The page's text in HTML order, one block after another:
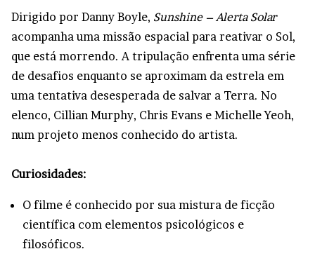
Dirigido por Danny Boyle, Sunshine – Alerta Solar
acompanha uma missão espacial para reativar o Sol,
que está morrendo. A tripulação enfrenta uma série
de desafios enquanto se aproximam da estrela em
uma tentativa desesperada de salvar a Terra. No
elenco, Cillian Murphy, Chris Evans e Michelle Yeoh,
num projeto menos conhecido do artista.
Curiosidades:
O filme é conhecido por sua mistura de ficção
científica com elementos psicológicos e
filosóficos.